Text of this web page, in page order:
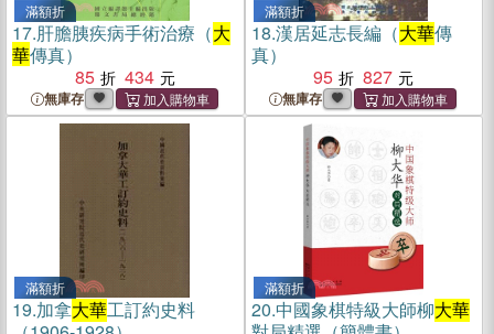
滿額折
17.肝膽胰疾病手術治療（大
華傳真）
85
434
無庫存
滿額折
18.漢居延志長編（大華傳
真）
95
827
無庫存
滿額折
19.加拿大華工訂約史料
滿額折
20.中國象棋特級大師柳大華